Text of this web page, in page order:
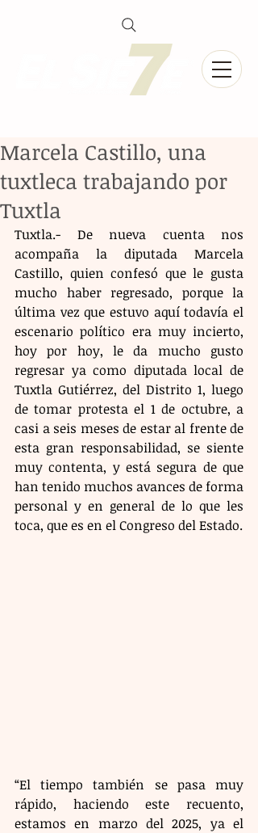
Marcela Castillo, una
tuxtleca trabajando por
Tuxtla
Tuxtla.- De nueva cuenta nos
acompaña la diputada Marcela
Castillo, quien confesó que le gusta
mucho haber regresado, porque la
última vez que estuvo aquí todavía el
escenario político era muy incierto,
hoy por hoy, le da mucho gusto
regresar ya como diputada local de
Tuxtla Gutiérrez, del Distrito 1, luego
de tomar protesta el 1 de octubre, a
casi a seis meses de estar al frente de
esta gran responsabilidad, se siente
muy contenta, y está segura de que
han tenido muchos avances de forma
personal y en general de lo que les
toca, que es en el Congreso del Estado.
“El tiempo también se pasa muy
rápido, haciendo este recuento,
estamos en marzo del 2025, ya el